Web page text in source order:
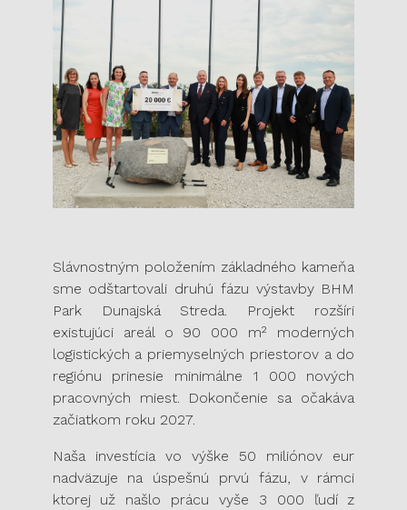
Slávnostným položením základného kameňa
sme odštartovali druhú fázu výstavby BHM
Park Dunajská Streda. Projekt rozšíri
existujúci areál o 90 000 m² moderných
logistických a priemyselných priestorov a do
regiónu prinesie minimálne 1 000 nových
pracovných miest. Dokončenie sa očakáva
začiatkom roku 2027.
Naša investícia vo výške 50 miliónov eur
nadväzuje na úspešnú prvú fázu, v rámci
ktorej už našlo prácu vyše 3 000 ľudí z